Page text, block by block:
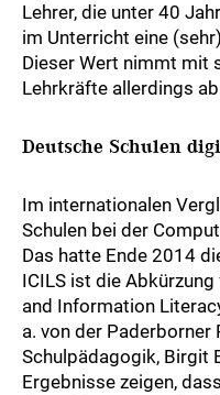
Lehrer, die unter 40
im Unterricht eine
Dieser Wert nimmt mit
Lehrkräfte allerdings
Deutsche Schulen
Im internationalen
Schulen bei der
Das hatte Ende 2014
ICILS ist die
and Information
a. von der
Schulpädagogik, Birgit
Ergebnisse zeigen,